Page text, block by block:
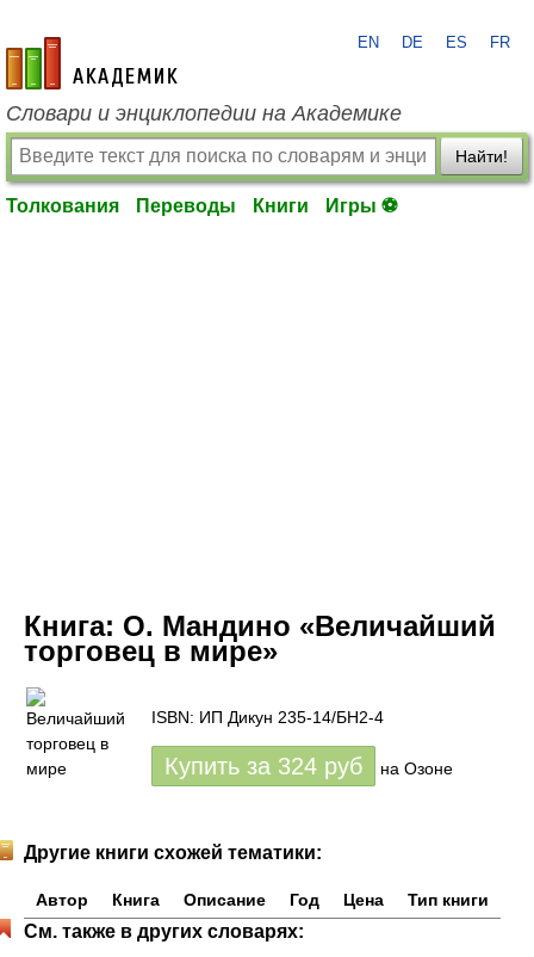
academic.ru
EN DE ES FR
Словари и энциклопедии на Академике
Найти!
Толкования Переводы Книги Игры ⚽
Книга: О. Мандино «Величайший
торговец в мире»
ISBN: ИП Дикун 235-14/БН2-4
Купить за 324 руб на Озоне
Другие книги схожей тематики:
Автор Книга Описание Год Цена Тип книги
См. также в других словарях: